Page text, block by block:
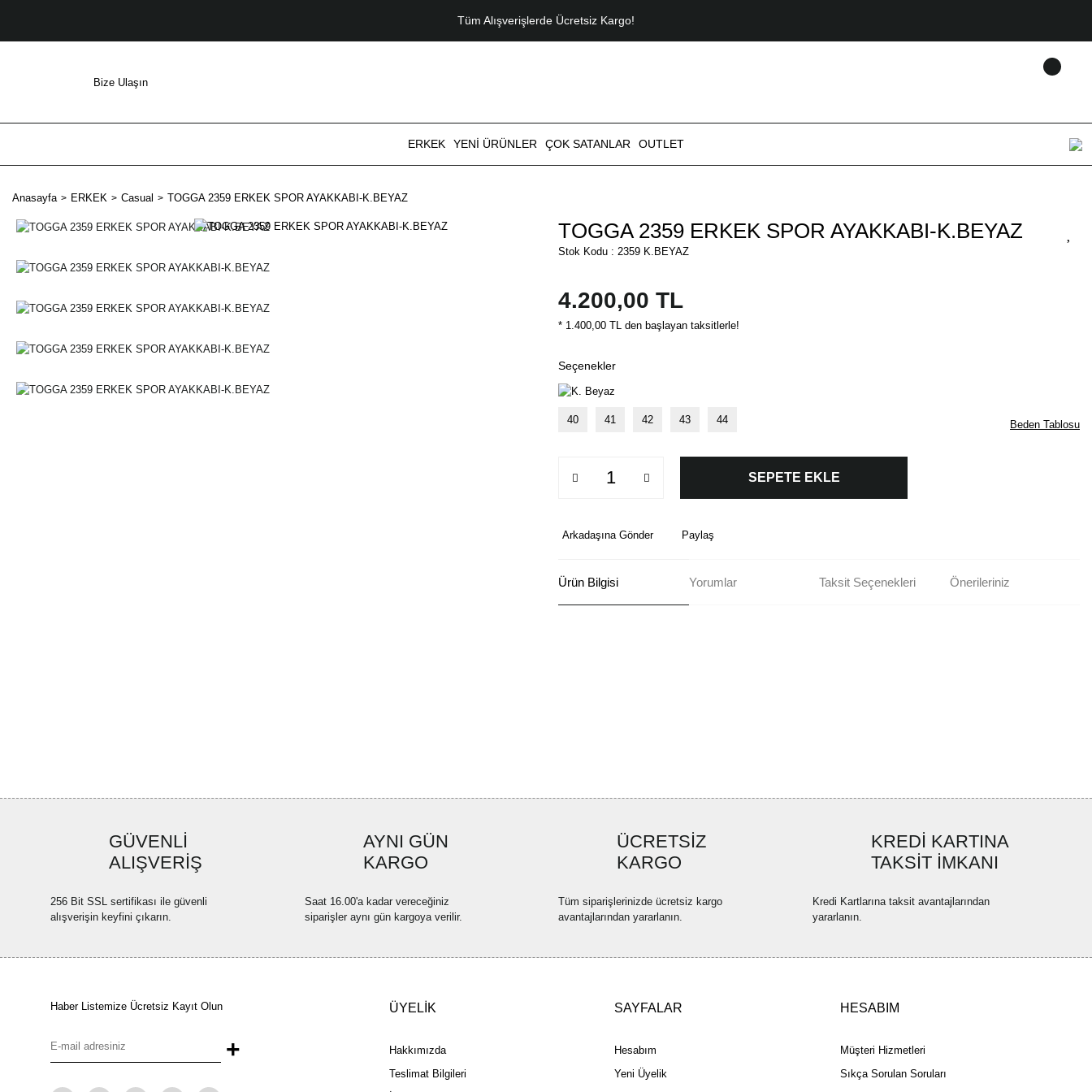
Tüm Alışverişlerde Ücretsiz Kargo!
Bize Ulaşın
ERKEK YENİ ÜRÜNLER ÇOK SATANLAR OUTLET
Anasayfa ERKEK Casual TOGGA 2359 ERKEK SPOR AYAKKABI-K.BEYAZ
TOGGA 2359 ERKEK SPOR AYAKKABI-K.BEYAZ
Stok Kodu : 2359 K.BEYAZ
4.200,00 TL
* 1.400,00 TL den başlayan taksitlerle!
Seçenekler
40 41 42 43 44 Beden Tablosu
SEPETE EKLE
Arkadaşına Gönder Paylaş
Ürün Bilgisi Yorumlar Taksit Seçenekleri Önerileriniz
Gönder
GÜVENLİ
ALIŞVERİŞ
256 Bit SSL sertifikası ile güvenli
alışverişin keyfini çıkarın.
AYNI GÜN
KARGO
Saat 16.00'a kadar vereceğiniz
siparişler aynı gün kargoya verilir.
ÜCRETSİZ
KARGO
Tüm siparişlerinizde ücretsiz kargo
avantajlarından yararlanın.
KREDİ KARTINA
TAKSİT İMKANI
Kredi Kartlarına taksit avantajlarından
yararlanın.
Haber Listemize Ücretsiz Kayıt Olun
+
ÜYELİK
Hakkımızda
Teslimat Bilgileri
SAYFALAR
Hesabım
Yeni Üyelik
HESABIM
Müşteri Hizmetleri
Sıkça Sorulan Soruları